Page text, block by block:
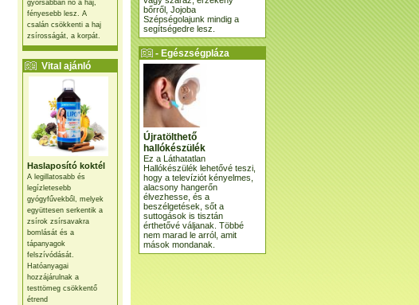
gyorsabban nő a haj,
fényesebb lesz. A
csalán csökkenti a haj
zsírosságát, a korpát.
Vital ajánló
Haslaposító koktél
A legillatosabb és
legízletesebb
gyógyfűvekből, melyek
együttesen serkentik a
zsírok zsírsavakra
bomlását és a
tápanyagok
felszívódását.
Hatóanyagai
hozzájárulnak a
testtömeg csökkentő
étrend
bőrről, Jojoba
Szépségolajunk mindig a
segítségedre lesz.
- Egészségpláza
ajánlatunk -
Újratölthető
hallókészülék
Ez a Láthatatlan
Hallókészülék lehetővé teszi,
hogy a televíziót kényelmes,
alacsony hangerőn
élvezhesse, és a
beszélgetések, sőt a
suttogások is tisztán
érthetővé váljanak. Többé
nem marad le arról, amit
mások mondanak.